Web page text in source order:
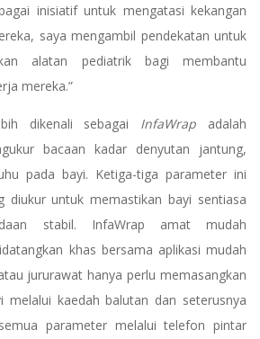
inisiatif untuk mengatasi kekangan
saya mengambil pendekatan untuk
alatan pediatrik bagi membantu
mereka.”
dikenali sebagai InfaWrap adalah
bacaan kadar denyutan jantung,
pada bayi. Ketiga-tiga parameter ini
diukur untuk memastikan bayi sentiasa
stabil. InfaWrap amat mudah
khas bersama aplikasi mudah
jururawat hanya perlu memasangkan
melalui kaedah balutan dan seterusnya
parameter melalui telefon pintar